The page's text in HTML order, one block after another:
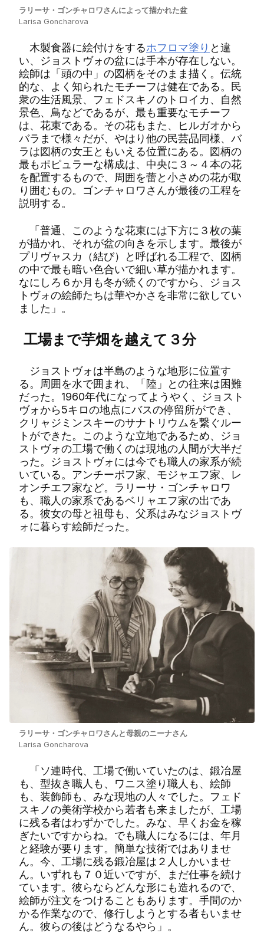
ラリーサ・ゴンチャロワさんによって描かれた盆
Larisa Goncharova
木製食器に絵付けをするホフロマ塗り と違
い、ジョストヴォの盆には手本が存在しない。
絵師は「頭の中」の図柄をそのまま描く。伝統
的な、よく知られたモチーフは健在である。民
衆の生活風景、フェドスキノのトロイカ、自然
景色、鳥などであるが、最も重要なモチーフ
は、花束である。その花もまた、ヒルガオから
バラまで様々だが、やはり他の民芸品同様、バ
ラは図柄の女王ともいえる位置にある。図柄の
最もポピュラーな構成は、中央に３～４本の花
を配置するもので、周囲を蕾と小さめの花が取
り囲むもの。ゴンチャロワさんが最後の工程を
説明する。
「普通、このような花束には下方に３枚の葉
が描かれ、それが盆の向きを示します。最後が
プリヴャスカ（結び）と呼ばれる工程で、図柄
の中で最も暗い色合いで細い草が描かれます。
なにしろ６か月も冬が続くのですから、ジョス
トヴォの絵師たちは華やかさを非常に欲してい
ました」。
工場まで芋畑を越えて３分
ジョストヴォは半島のような地形に位置す
る。周囲を水で囲まれ、「陸」との往来は困難
だった。1960年代になってようやく、ジョスト
ヴォから5キロの地点にバスの停留所ができ、
クリャジミンスキーのサナトリウムを繋ぐルー
トができた。このような立地であるため、ジョ
ストヴォの工場で働くのは現地の人間が大半だ
った。ジョストヴォには今でも職人の家系が続
いている。アンチーポフ家、モジャエフ家、レ
オンチエフ家など。ラリーサ・ゴンチャロワ
も、職人の家系であるベリャエフ家の出であ
る。彼女の母と祖母も、父系はみなジョストヴ
ォに暮らす絵師だった。
ラリーサ・ゴンチャロワさんと母親のニーナさん
Larisa Goncharova
「ソ連時代、工場で働いていたのは、鍛冶屋
も、型抜き職人も、ワニス塗り職人も、絵師
も、装飾師も、みな現地の人々でした。フェド
スキノの美術学校から若者も来ましたが、工場
に残る者はわずかでした。みな、早くお金を稼
ぎたいですからね。でも職人になるには、年月
と経験が要ります。簡単な技術ではありませ
ん。今、工場に残る鍛冶屋は２人しかいませ
ん。いずれも７０近いですが、まだ仕事を続け
ています。彼らならどんな形にも造れるので、
絵師が注文をつけることもあります。手間のか
かる作業なので、修行しようとする者もいませ
ん。彼らの後はどうなるやら」。